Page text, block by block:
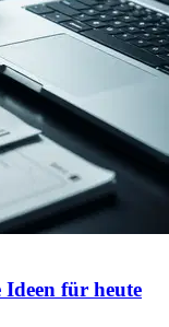
für heute